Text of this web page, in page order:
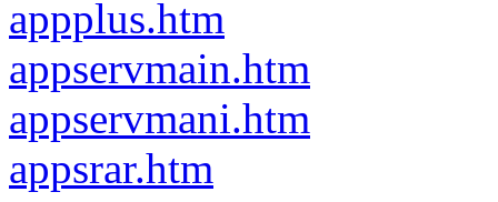
appplus.htm
appservmain.htm
appservmani.htm
appsrar.htm